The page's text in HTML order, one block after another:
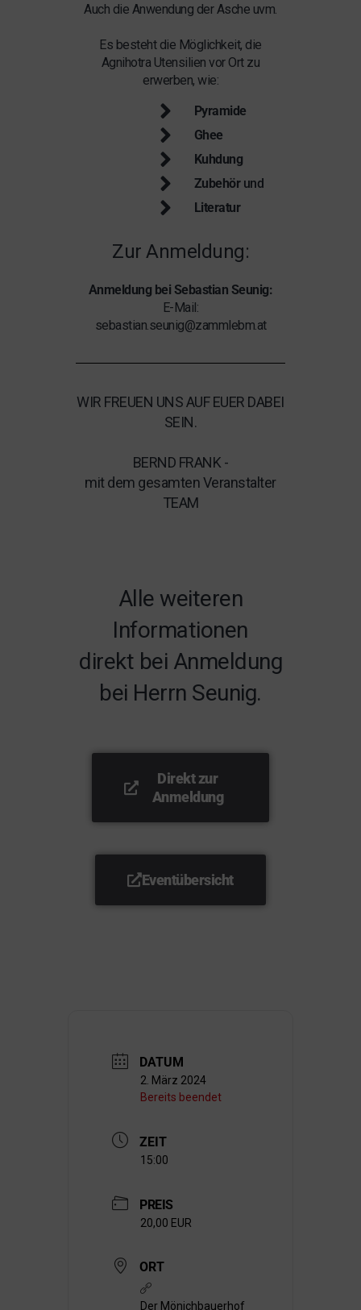
Auch die Anwendung der Asche uvm.
Es besteht die Möglichkeit, die
Agnihotra Utensilien vor Ort zu
erwerben, wie:
Pyramide
Ghee
Kuhdung
Zubehör und
Literatur
Zur Anmeldung:
Anmeldung bei Sebastian Seunig:
E-Mail:
sebastian.seunig@zammlebm.at
WIR FREUEN UNS AUF EUER DABEI
SEIN.
BERND FRANK -
mit dem gesamten Veranstalter
TEAM
Alle weiteren
Informationen
direkt bei Anmeldung
bei Herrn Seunig.
Direkt zur
Anmeldung
Eventübersicht
DATUM
2. März 2024
Bereits beendet
ZEIT
15:00
PREIS
20,00 EUR
ORT
Der Mönichbauerhof